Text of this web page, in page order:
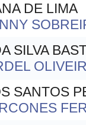
DE LIMA
SILVA
SANTOS